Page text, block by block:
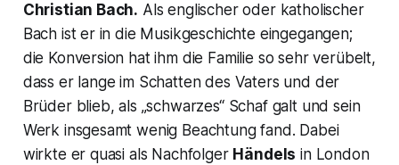
Christian Bach. Als englischer oder katholischer
Bach ist er in die Musikgeschichte eingegangen;
die Konversion hat ihm die Familie so sehr verübelt,
dass er lange im Schatten des Vaters und der
Brüder blieb, als „schwarzes“ Schaf galt und sein
Werk insgesamt wenig Beachtung fand. Dabei
wirkte er quasi als Nachfolger Händels in London